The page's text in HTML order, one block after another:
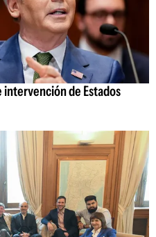
intervención de Estados